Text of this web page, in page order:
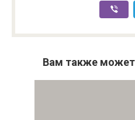
Вам также может